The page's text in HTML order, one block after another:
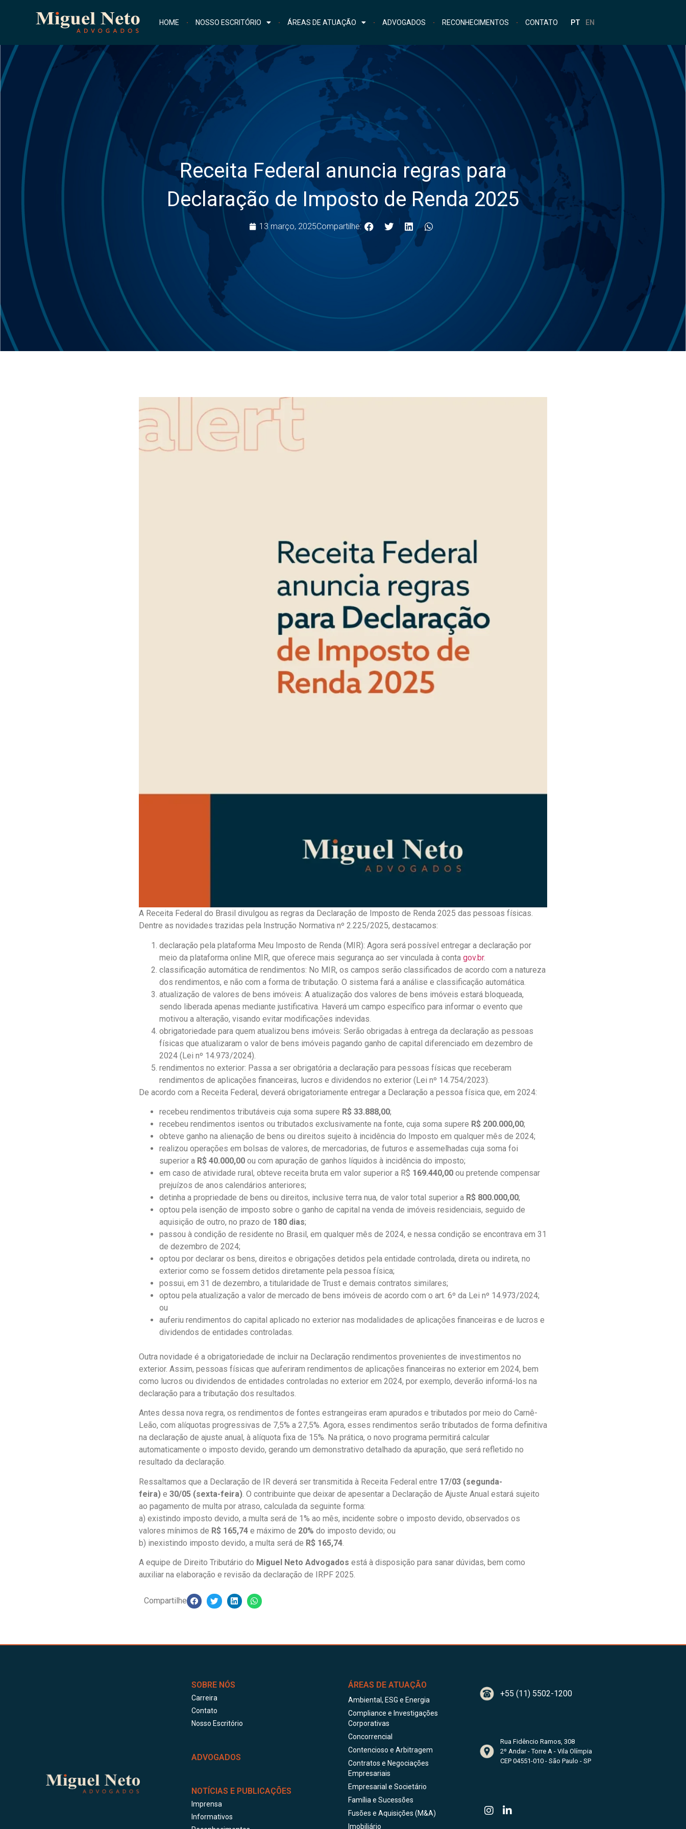
HOME NOSSO ESCRITÓRIO ÁREAS DE ATUAÇÃO ADVOGADOS RECONHECIMENTOS CONTATO PT EN
Receita Federal anuncia regras para
Declaração de Imposto de Renda 2025
13 março, 2025Compartilhe:
A Receita Federal do Brasil divulgou as regras da Declaração de Imposto de Renda 2025 das pessoas físicas.
Dentre as novidades trazidas pela Instrução Normativa nº 2.225/2025, destacamos:
declaração pela plataforma Meu Imposto de Renda (MIR): Agora será possível entregar a declaração por
meio da plataforma online MIR, que oferece mais segurança ao ser vinculada à conta gov.br.
classificação automática de rendimentos: No MIR, os campos serão classificados de acordo com a natureza
dos rendimentos, e não com a forma de tributação. O sistema fará a análise e classificação automática.
atualização de valores de bens imóveis: A atualização dos valores de bens imóveis estará bloqueada,
sendo liberada apenas mediante justificativa. Haverá um campo específico para informar o evento que
motivou a alteração, visando evitar modificações indevidas.
obrigatoriedade para quem atualizou bens imóveis: Serão obrigadas à entrega da declaração as pessoas
físicas que atualizaram o valor de bens imóveis pagando ganho de capital diferenciado em dezembro de
2024 (Lei nº 14.973/2024).
rendimentos no exterior: Passa a ser obrigatória a declaração para pessoas físicas que receberam
rendimentos de aplicações financeiras, lucros e dividendos no exterior (Lei nº 14.754/2023).
De acordo com a Receita Federal, deverá obrigatoriamente entregar a Declaração a pessoa física que, em 2024:
recebeu rendimentos tributáveis cuja soma supere R$ 33.888,00;
recebeu rendimentos isentos ou tributados exclusivamente na fonte, cuja soma supere R$ 200.000,00;
obteve ganho na alienação de bens ou direitos sujeito à incidência do Imposto em qualquer mês de 2024;
realizou operações em bolsas de valores, de mercadorias, de futuros e assemelhadas cuja soma foi
superior a R$ 40.000,00 ou com apuração de ganhos líquidos à incidência do imposto;
em caso de atividade rural, obteve receita bruta em valor superior a R$ 169.440,00 ou pretende compensar
prejuízos de anos calendários anteriores;
detinha a propriedade de bens ou direitos, inclusive terra nua, de valor total superior a R$ 800.000,00;
optou pela isenção de imposto sobre o ganho de capital na venda de imóveis residenciais, seguido de
aquisição de outro, no prazo de 180 dias;
passou à condição de residente no Brasil, em qualquer mês de 2024, e nessa condição se encontrava em 31
de dezembro de 2024;
optou por declarar os bens, direitos e obrigações detidos pela entidade controlada, direta ou indireta, no
exterior como se fossem detidos diretamente pela pessoa física;
possui, em 31 de dezembro, a titularidade de Trust e demais contratos similares;
optou pela atualização a valor de mercado de bens imóveis de acordo com o art. 6º da Lei nº 14.973/2024;
ou
auferiu rendimentos do capital aplicado no exterior nas modalidades de aplicações financeiras e de lucros e
dividendos de entidades controladas.
Outra novidade é a obrigatoriedade de incluir na Declaração rendimentos provenientes de investimentos no
exterior. Assim, pessoas físicas que auferiram rendimentos de aplicações financeiras no exterior em 2024, bem
como lucros ou dividendos de entidades controladas no exterior em 2024, por exemplo, deverão informá-los na
declaração para a tributação dos resultados.
Antes dessa nova regra, os rendimentos de fontes estrangeiras eram apurados e tributados por meio do Carnê-
Leão, com alíquotas progressivas de 7,5% a 27,5%. Agora, esses rendimentos serão tributados de forma definitiva
na declaração de ajuste anual, à alíquota fixa de 15%. Na prática, o novo programa permitirá calcular
automaticamente o imposto devido, gerando um demonstrativo detalhado da apuração, que será refletido no
resultado da declaração.
Ressaltamos que a Declaração de IR deverá ser transmitida à Receita Federal entre 17/03 (segunda-
feira) e 30/05 (sexta-feira) . O contribuinte que deixar de apesentar a Declaração de Ajuste Anual estará sujeito
ao pagamento de multa por atraso, calculada da seguinte forma:
a) existindo imposto devido, a multa será de 1% ao mês, incidente sobre o imposto devido, observados os
valores mínimos de R$ 165,74 e máximo de 20% do imposto devido; ou
b) inexistindo imposto devido, a multa será de R$ 165,74
A equipe de Direito Tributário do Miguel Neto Advogados está à disposição para sanar dúvidas, bem como
auxiliar na elaboração e revisão da declaração de IRPF 2025.
Compartilhe
SOBRE NÓS
Carreira
Contato
Nosso Escritório
ADVOGADOS
NOTÍCIAS E PUBLICAÇÕES
Imprensa
Informativos
ÁREAS DE ATUAÇÃO
Ambiental, ESG e Energia
Compliance e Investigações
Corporativas
Concorrencial
Contencioso e Arbitragem
Contratos e Negociações
Empresariais
Empresarial e Societário
Família e Sucessões
Fusões e Aquisições (M&A)
Imobiliário
+55 (11) 5502-1200
Rua Fidêncio Ramos, 308
2º Andar - Torre A - Vila Olímpia
CEP 04551-010 - São Paulo - SP